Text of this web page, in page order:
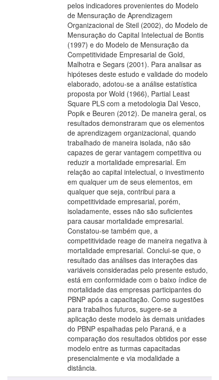
pelos indicadores provenientes do Modelo
de Mensuração de Aprendizagem
Organizacional de Steil (2002), do Modelo de
Mensuração do Capital Intelectual de Bontis
(1997) e do Modelo de Mensuração da
Competitividade Empresarial de Gold,
Malhotra e Segars (2001). Para analisar as
hipóteses deste estudo e validade do modelo
elaborado, adotou-se a análise estatística
proposta por Wold (1966), Partial Least
Square PLS com a metodologia Dal Vesco,
Popik e Beuren (2012). De maneira geral, os
resultados demonstraram que os elementos
de aprendizagem organizacional, quando
trabalhado de maneira isolada, não são
capazes de gerar vantagem competitiva ou
reduzir a mortalidade empresarial. Em
relação ao capital intelectual, o investimento
em qualquer um de seus elementos, em
qualquer que seja, contribui para a
competitividade empresarial, porém,
isoladamente, esses não são suficientes
para causar mortalidade empresarial.
Constatou-se também que, a
competitividade reage de maneira negativa à
mortalidade empresarial. Conclui-se que, o
resultado das análises das interações das
variáveis consideradas pelo presente estudo,
está em conformidade com o baixo índice de
mortalidade das empresas participantes do
PBNP após a capacitação. Como sugestões
para trabalhos futuros, sugere-se a
aplicação deste modelo às demais unidades
do PBNP espalhadas pelo Paraná, e a
comparação dos resultados obtidos por esse
modelo entre as turmas capacitadas
presencialmente e via modalidade a
distância.